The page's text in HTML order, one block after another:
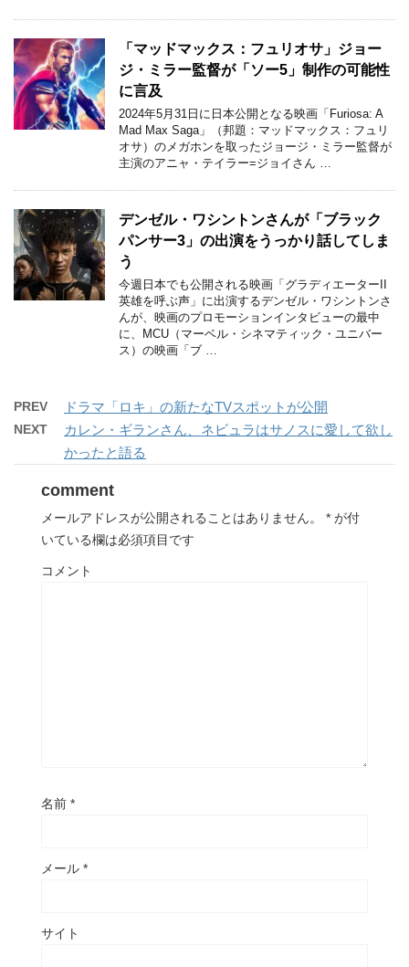
「マッドマックス：フュリオサ」ジョー
ジ・ミラー監督が「ソー5」制作の可能性
に言及
2024年5月31日に日本公開となる映画「Furiosa: A
Mad Max Saga」（邦題：マッドマックス：フュリ
オサ）のメガホンを取ったジョージ・ミラー監督が
主演のアニャ・テイラー=ジョイさん …
デンゼル・ワシントンさんが「ブラック
パンサー3」の出演をうっかり話してしま
う
今週日本でも公開される映画「グラディエーターII
英雄を呼ぶ声」に出演するデンゼル・ワシントンさ
んが、映画のプロモーションインタビューの最中
に、MCU（マーベル・シネマティック・ユニバー
ス）の映画「ブ …
PREV ドラマ「ロキ」の新たなTVスポットが公開
NEXT
カレン・ギランさん、ネビュラはサノスに愛して欲し
かったと語る
comment
メールアドレスが公開されることはありません。 * が付
いている欄は必須項目です
コメント
名前 *
メール *
サイト